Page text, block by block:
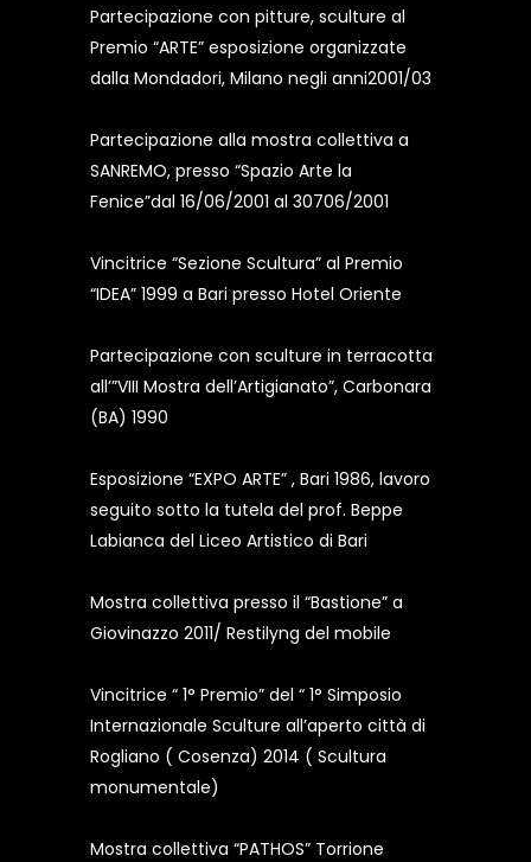
Partecipazione con pitture, sculture al
Premio “ARTE” esposizione organizzate
dalla Mondadori, Milano negli anni2001/03
Partecipazione alla mostra collettiva a
SANREMO, presso “Spazio Arte la
Fenice”dal 16/06/2001 al 30706/2001
Vincitrice “Sezione Scultura” al Premio
“IDEA” 1999 a Bari presso Hotel Oriente
Partecipazione con sculture in terracotta
all’”VIII Mostra dell’Artigianato”, Carbonara
(BA) 1990
Esposizione “EXPO ARTE” , Bari 1986, lavoro
seguito sotto la tutela del prof. Beppe
Labianca del Liceo Artistico di Bari
Mostra collettiva presso il “Bastione” a
Giovinazzo 2011/ Restilyng del mobile
Vincitrice “ 1° Premio” del “ 1° Simposio
Internazionale Sculture all’aperto città di
Rogliano ( Cosenza) 2014 ( Scultura
monumentale)
Mostra collettiva “PATHOS” Torrione